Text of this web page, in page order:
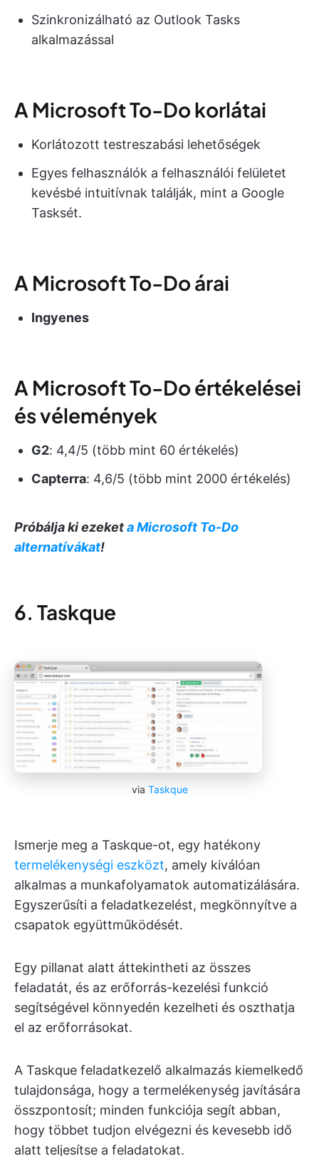
Szinkronizálható az Outlook Tasks
alkalmazással
A Microsoft To-Do korlátai
Korlátozott testreszabási lehetőségek
Egyes felhasználók a felhasználói felületet
kevésbé intuitívnak találják, mint a Google
Tasksét.
A Microsoft To-Do árai
Ingyenes
A Microsoft To-Do értékelései
és vélemények
G2: 4,4/5 (több mint 60 értékelés)
Capterra: 4,6/5 (több mint 2000 értékelés)
Próbálja ki ezeketa Microsoft To-Do
alternatívákat!
6. Taskque
via Taskque
Ismerje meg a Taskque-ot, egy hatékony
termelékenységi eszközt, amely kiválóan
alkalmas a munkafolyamatok automatizálására.
Egyszerűsíti a feladatkezelést, megkönnyítve a
csapatok együttműködését.
Egy pillanat alatt áttekintheti az összes
feladatát, és az erőforrás-kezelési funkció
segítségével könnyedén kezelheti és oszthatja
el az erőforrásokat.
A Taskque feladatkezelő alkalmazás kiemelkedő
tulajdonsága, hogy a termelékenység javítására
összpontosít; minden funkciója segít abban,
hogy többet tudjon elvégezni és kevesebb idő
alatt teljesítse a feladatokat.